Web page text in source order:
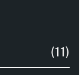
(11)